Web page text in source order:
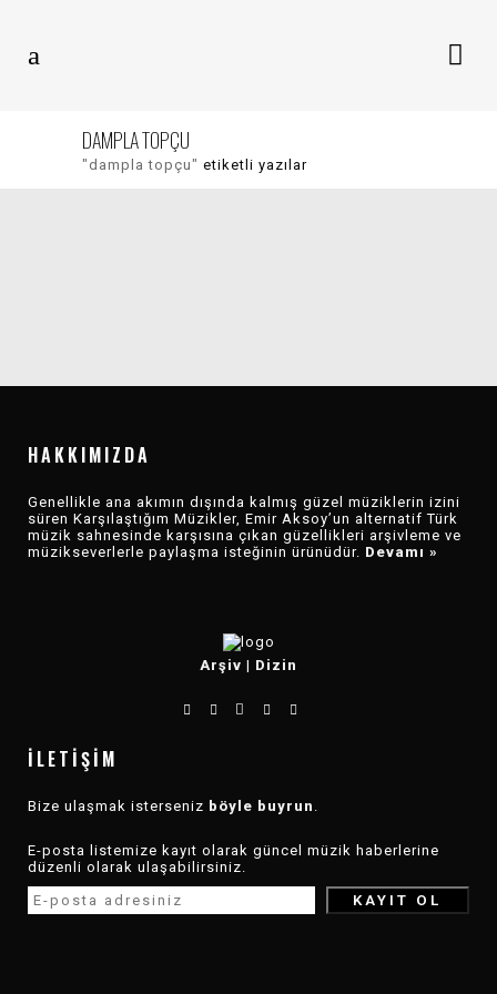
DAMPLA TOPÇU
"dampla topçu" etiketli yazılar
DEĞERLENDIRMESI
HAKKIMIZDA
Genellikle ana akımın dışında kalmış güzel müziklerin izini
süren Karşılaştığım Müzikler, Emir Aksoy’un alternatif Türk
müzik sahnesinde karşısına çıkan güzellikleri arşivleme ve
müzikseverlerle paylaşma isteğinin ürünüdür. Devamı »
Arşiv | Dizin
İLETIŞIM
Bize ulaşmak isterseniz böyle buyrun .
E-posta listemize kayıt olarak güncel müzik haberlerine
düzenli olarak ulaşabilirsiniz.